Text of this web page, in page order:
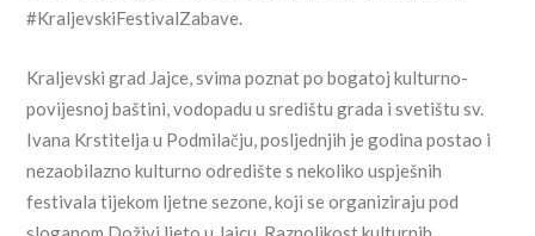
#KraljevskiFestivalZabave.
Kraljevski grad Jajce, svima poznat po bogatoj kulturno-
povijesnoj baštini, vodopadu u središtu grada i svetištu sv.
Ivana Krstitelja u Podmilačju, posljednjih je godina postao i
nezaobilazno kulturno odredište s nekoliko uspješnih
festivala tijekom ljetne sezone, koji se organiziraju pod